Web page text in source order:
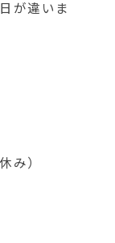
が違いま
み）